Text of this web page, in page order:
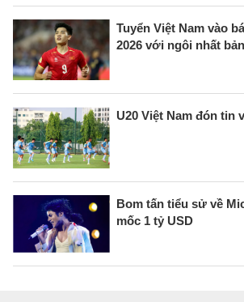
Tuyển Việt Nam vào
2026 với ngôi nhất
U20 Việt Nam đón tin
Bom tấn tiểu sử về
mốc 1 tỷ USD